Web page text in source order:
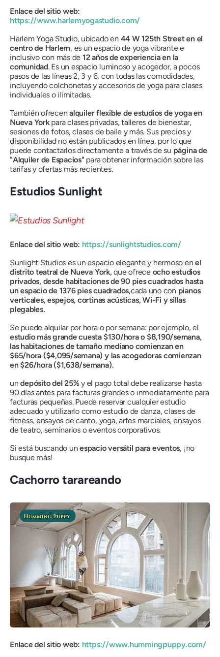
Enlace del sitio web:
https://www.harlemyogastudio.com/
Harlem Yoga Studio, ubicado en 44 W 125th Street en el
centro de Harlem, es un espacio de yoga vibrante e
inclusivo con más de 12 años de experiencia en la
comunidad. Es un espacio luminoso y acogedor, a pocos
pasos de las líneas 2, 3 y 6, con todas las comodidades,
incluyendo colchonetas y accesorios de yoga para clases
individuales o ilimitadas.
También ofrecenalquiler flexible de estudios de yoga en
Nueva York para clases privadas, talleres de bienestar,
sesiones de fotos, clases de baile y más. Sus precios y
disponibilidad no están publicados en línea, por lo que
puede contactarlos directamente a través de su página de
"Alquiler de Espacios" para obtener información sobre las
tarifas y ofertas más recientes.
Estudios Sunlight
Enlace del sitio web: https://sunlightstudios.com/
Sunlight Studios es un espacio elegante y hermoso enel
distrito teatral de Nueva York,que ofrece ocho estudios
privados, desde habitaciones de 90 pies cuadrados hasta
un espacio de 1376 pies cuadrados,cada uno con pianos
verticales, espejos, cortinas acústicas, Wi-Fi y sillas
plegables.
Se puede alquilar por hora o por semana: por ejemplo, el
estudio más grande cuesta $130/hora o $8,190/semana,
las habitaciones de tamaño mediano comienzan en
$65/hora ($4,095/semana) y las acogedoras comienzan
en $26/hora ($1,638/semana).
undepósito del 25% y el pago total debe realizarse hasta
90 días antes para facturas grandes o inmediatamente para
facturas pequeñas. Puede reservar cualquier estudio
adecuado y utilizarlo como estudio de danza, clases de
fitness, ensayos de canto, yoga, artes marciales, ensayos
de teatro, seminarios o eventos corporativos.
Si está buscando un espacio versátil para eventos, ¡no
busque más!
Cachorro tarareando
Enlace del sitio web: https://www.hummingpuppy.com/